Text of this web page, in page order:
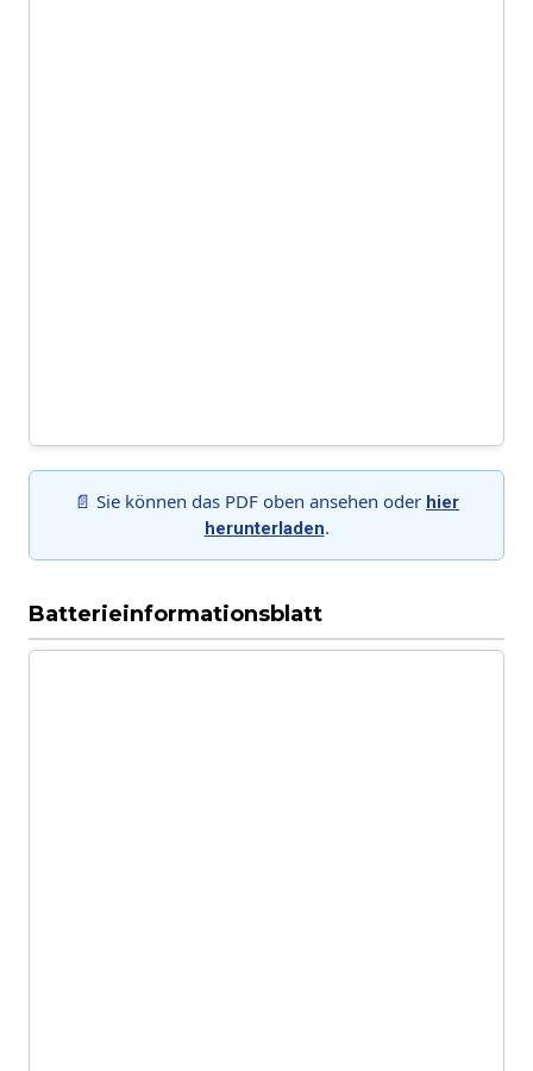
📄 Sie können das PDF oben ansehen oder hier
herunterladen.
Batterieinformationsblatt